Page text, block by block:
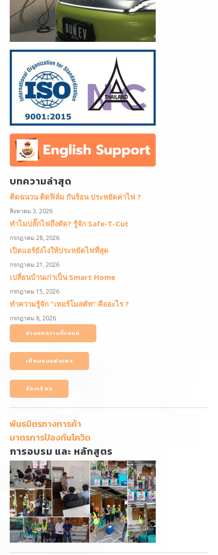
บทความล่าสุด
ติดฉนวน ติดฟิล์ม กันร้อน ประหยัดค่าไฟ ?
สิงหาคม 3, 2026
ทำไมปลั๊กไฟถึงตัด? รู้จัก Safe-T-Cut
กรกฎาคม 28, 2026
เปิดแอร์ยังไงให้ประหยัดไฟที่สุด
กรกฎาคม 21, 2026
เปลี่ยนบ้านเก่าเป็น Smart Home
กรกฎาคม 15, 2026
ทำความรู้จัก “เทอร์โมสตัท” คืออะไร ?
กรกฎาคม 8, 2026
อ่านบทความทั้งหมด
เยี่ยมชมแฟนเพจ
ร้องเรียน
พันธมิตรทางการค้า
มาตรการป้องกันโควิด
การอบรม และ หลักสูตร